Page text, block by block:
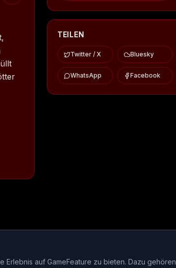
TEILEN
Twitter / X Bluesky
WhatsApp Facebook
auf GameFeature zu bieten. Dazu gehören